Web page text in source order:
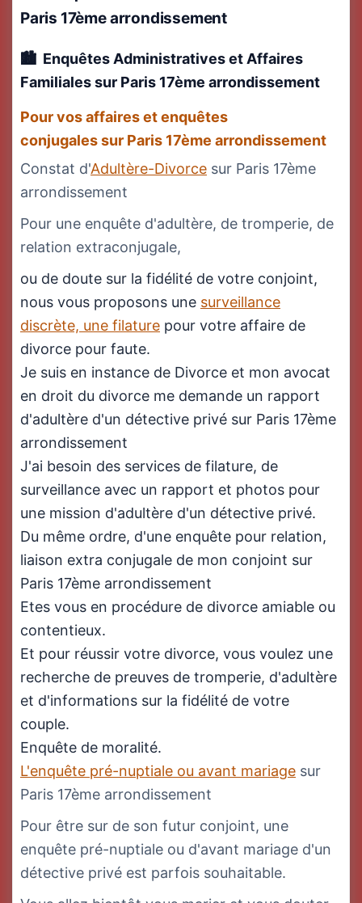
Paris 17ème arrondissement
Enquêtes Administratives et Affaires
Familialessur Paris 17ème arrondissement
Pour vos affaires et enquêtes
conjugales sur Paris 17ème arrondissement
Constat d'Adultère-Divorce sur Paris 17ème
arrondissement
Pour une enquête d'adultère, de tromperie, de
relation extraconjugale,
ou de doute sur la fidélité de votre conjoint,
nous vous proposons une surveillance
discrète, une filature pour votre affaire de
divorce pour faute.
Je suis en instance de Divorce et mon avocat
en droit du divorce me demande un rapport
d'adultère d'un détective privé sur Paris 17ème
arrondissement
J'ai besoin des services de filature, de
surveillance avec un rapport et photos pour
une mission d'adultère d'un détective privé.
Du même ordre, d'une enquête pour relation,
liaison extra conjugale de mon conjoint sur
Paris 17ème arrondissement
Etes vous en procédure de divorce amiable ou
contentieux.
Et pour réussir votre divorce, vous voulez une
recherche de preuves de tromperie, d'adultère
et d'informations sur la fidélité de votre
couple.
Enquête de moralité.
L'enquête pré-nuptiale ou avant mariage sur
Paris 17ème arrondissement
Pour être sur de son futur conjoint, une
enquête pré-nuptiale ou d'avant mariage d'un
détective privé est parfois souhaitable.